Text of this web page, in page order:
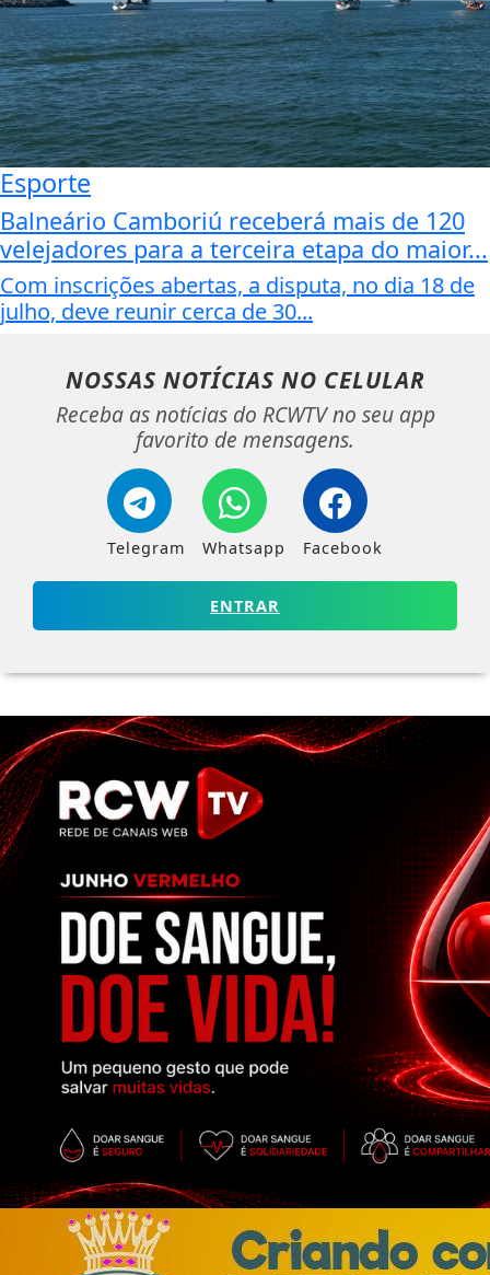
Esporte
Balneário Camboriú receberá mais de 120
velejadores para a terceira etapa do maior...
Com inscrições abertas, a disputa, no dia 18 de
julho, deve reunir cerca de 30...
NOSSAS NOTÍCIAS NO CELULAR
Receba as notícias do RCWTV no seu app
favorito de mensagens.
Telegram Whatsapp Facebook
ENTRAR